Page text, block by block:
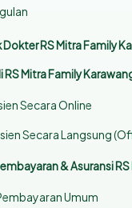
Dokter RS Mitra Family
RS Mitra Family
Secara Online
Secara Langsung
& Asuransi
Umum